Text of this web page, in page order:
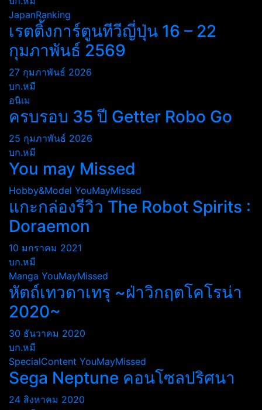
JapanRanking
เรตติ้งการ์ตูนทีวีญี่ปุ่น 16 – 22
กุมภาพันธ์ 2569
27 กุมภาพันธ์ 2026
บก.หมี
อนิเม
ครบรอบ 35 ปี Getter Robo Go
25 กุมภาพันธ์ 2026
บก.หมี
You may Missed
Hobby&Model YouMayMissed
แกะกล่องรีวิว The Robot Spirits :
Doraemon
10 มกราคม 2021
บก.หมี
Manga YouMayMissed
หัตถ์เทวดาเทรุ ~ฝ่าวิกฤตโคโรน่า
2020~
30 ธันวาคม 2020
บก.หมี
SpecialContent YouMayMissed
Sega Neptune คอนโซลปริศนา
24 สิงหาคม 2020